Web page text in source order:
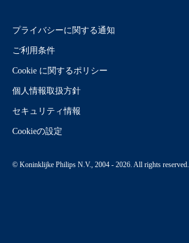
プライバシーに関する通知
ご利用条件
Cookie に関するポリシー
個人情報取扱方針
セキュリティ情報
Cookieの設定
© Koninklijke Philips N.V., 2004 - 2026. All rights reserved.